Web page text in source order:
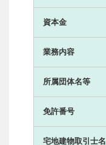
資本金
業務内容
所属団体名等
免許番号
宅地建物取引士名